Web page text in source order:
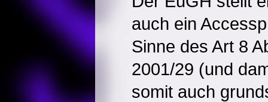
auch ein
Sinne des Art 8
2001/29 (und
somit auch